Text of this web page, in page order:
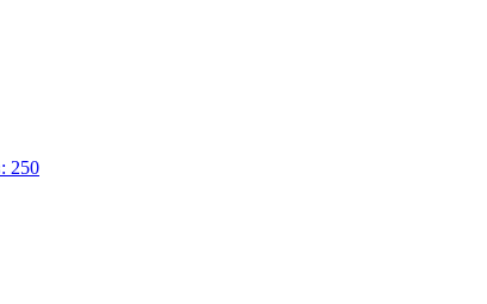
250